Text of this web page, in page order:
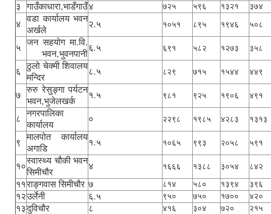
३
गाउँकाधारा,भाडँगाउँ४ ७२५ ५९६ १३२१ ३७४
४
वडा कार्यालय भवन
अर्खले
२.५ १०५१ ८९५ १९४६ ५०८
५
जन सहयोग मा.वि.
भवन,भुवनपानी
६.५ ६९१ ५८२ १२७३ ३५८
६
ठुलो चेक्मी शिवालय
मन्दिर
८.५ ८२९ ७१५ १५४४ ४४९
७
रुरु रेसुङ्गा पर्यटन
भवन,भुजेलखर्क
१.५ ९८१ ९२५ १९०६ ४९१
८
नगरपालिका
कार्यालय
० २२९८ १९८५ ४२८३ १३१३
९
मालपोत कार्यालय
अगाडि
१.५ १०६५ ९९३ २०५८ ५९१
१०
स्वास्थ्य चौकी भवन
सिमीचौर
४ १६६६ १३८८ ३०५४ ८४२
११ राङ्गवास सिमीचौर ७ ८१४ ५८० १३९४ ३९६
१२उर्लेनी ६.५ ९५० ७५० १७०० ४२०
१३दुविचौर ८ ४१६ ३०४ ७२० २१५